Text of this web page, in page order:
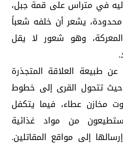
في متراس على قمة جبل،
يشعر أن خلفه شعباً
وهو شعور لا يقل
طبيعة العلاقة المتجذرة
حيث تتحول القرى إلى خطوط
مخازن عطاء، فيما يتكفل
من مواد غذائية
إلى مواقع المقاتلين.